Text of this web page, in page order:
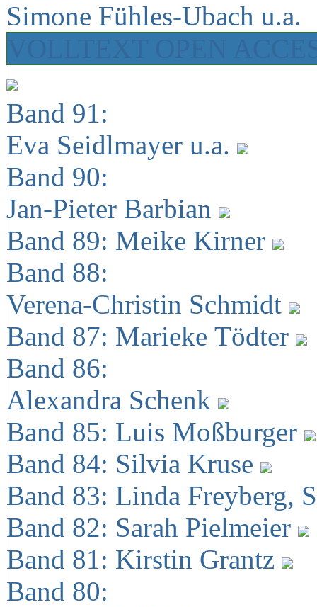
Simone Fühles-Ubach u.a.
Band 91:
Eva Seidlmayer u.a.
Band 90:
Jan-Pieter Barbian
Band 89: Meike Kirner
Band 88:
Verena-Christin Schmidt
Band 87: Marieke Tödter
Band 86:
Alexandra Schenk
Band 85: Luis Moßburger
Band 84: Silvia Kruse
Band 83: Linda Freyberg,
Band 82: Sarah Pielmeier
Band 81: Kirstin Grantz
Band 80: